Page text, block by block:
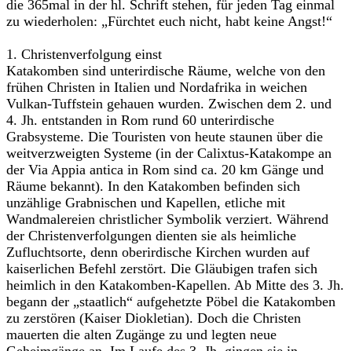
die 365mal in der hl. Schrift stehen, für jeden Tag einmal
zu wiederholen: „Fürchtet euch nicht, habt keine Angst!“
1. Christenverfolgung einst
Katakomben sind unterirdische Räume, welche von den
frühen Christen in Italien und Nordafrika in weichen
Vulkan-Tuffstein gehauen wurden. Zwischen dem 2. und
4. Jh. entstanden in Rom rund 60 unterirdische
Grabsysteme. Die Touristen von heute staunen über die
weitverzweigten Systeme (in der Calixtus-Katakompe an
der Via Appia antica in Rom sind ca. 20 km Gänge und
Räume bekannt). In den Katakomben befinden sich
unzählige Grabnischen und Kapellen, etliche mit
Wandmalereien christlicher Symbolik verziert. Während
der Christenverfolgungen dienten sie als heimliche
Zufluchtsorte, denn oberirdische Kirchen wurden auf
kaiserlichen Befehl zerstört. Die Gläubigen trafen sich
heimlich in den Katakomben-Kapellen. Ab Mitte des 3. Jh.
begann der „staatlich“ aufgehetzte Pöbel die Katakomben
zu zerstören (Kaiser Diokletian). Doch die Christen
mauerten die alten Zugänge zu und legten neue